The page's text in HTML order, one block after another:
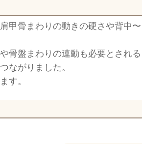
甲骨まわりの動きの硬さや背中〜
骨盤まわりの連動も必要とされる
ながりました。
す。